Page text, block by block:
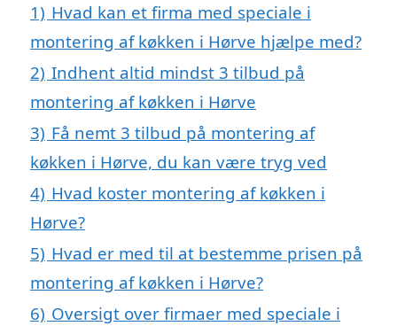
1) Hvad kan et firma med speciale i
montering af køkken i Hørve hjælpe med?
2) Indhent altid mindst 3 tilbud på
montering af køkken i Hørve
3) Få nemt 3 tilbud på montering af
køkken i Hørve, du kan være tryg ved
4) Hvad koster montering af køkken i
Hørve?
5) Hvad er med til at bestemme prisen på
montering af køkken i Hørve?
6) Oversigt over firmaer med speciale i